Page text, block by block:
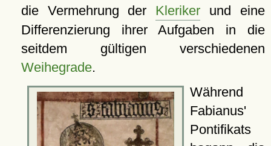
die Vermehrung der Kleriker und eine
Differenzierung ihrer Aufgaben in die
seitdem gültigen verschiedenen
Weihegrade.
Während
Fabianus'
Pontifikats